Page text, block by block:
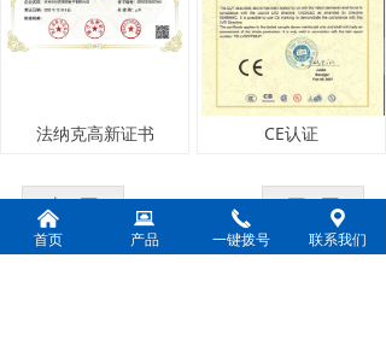
法纳克高新证书 CE认证
上一页 下一页
1/4
낀
首页
뀵
产品
끅
一键拨号
끇
联系我们